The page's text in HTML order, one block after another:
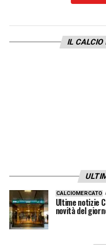
— Cagliari Calcio
February 22, 2021
IL CALCIO
CALCIOMERCATO
Ultime notizie
novità del